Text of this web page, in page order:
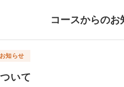
コースからのお
知らせ
いて